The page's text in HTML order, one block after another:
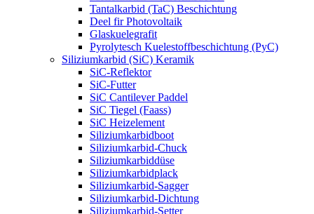
Tantalkarbid (TaC) Beschichtung
Deel fir Photovoltaik
Glaskuelegrafit
Pyrolytesch Kuelestoffbeschichtung (PyC)
Siliziumkarbid (SiC) Keramik
SiC-Reflektor
SiC-Futter
SiC Cantilever Paddel
SiC Tiegel (Faass)
SiC Heizelement
Siliziumkarbidboot
Siliziumkarbid-Chuck
Siliziumkarbiddüse
Siliziumkarbidplack
Siliziumkarbid-Sagger
Siliziumkarbid-Dichtung
Siliziumkarbid-Setter